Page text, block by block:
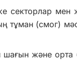
секторлар мен
тұман (смог)
және орта